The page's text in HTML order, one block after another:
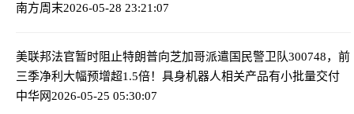
南方周末2026-05-28 23:21:07
美联邦法官暂时阻止特朗普向芝加哥派遣国民警卫队300748，前
三季净利大幅预增超1.5倍！具身机器人相关产品有小批量交付
中华网2026-05-25 05:30:07